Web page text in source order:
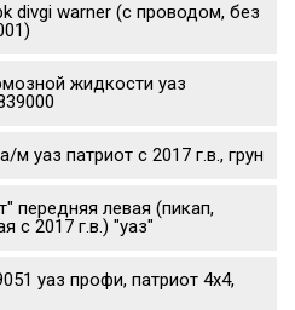
divgi warner (с проводом, без
жидкости уаз
уаз патриот с 2017 г.в., грун
передняя левая (пикап,
с 2017 г.в.) "уаз"
уаз профи, патриот 4х4,